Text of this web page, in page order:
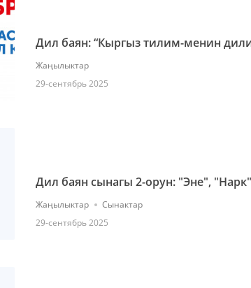
Дил баян: “Кыргыз тилим-менин
Жаңылыктар
29-сентябрь 2025
Дил баян сынагы 2-орун: "Эне",
Жаңылыктар
Сынактар
29-сентябрь 2025